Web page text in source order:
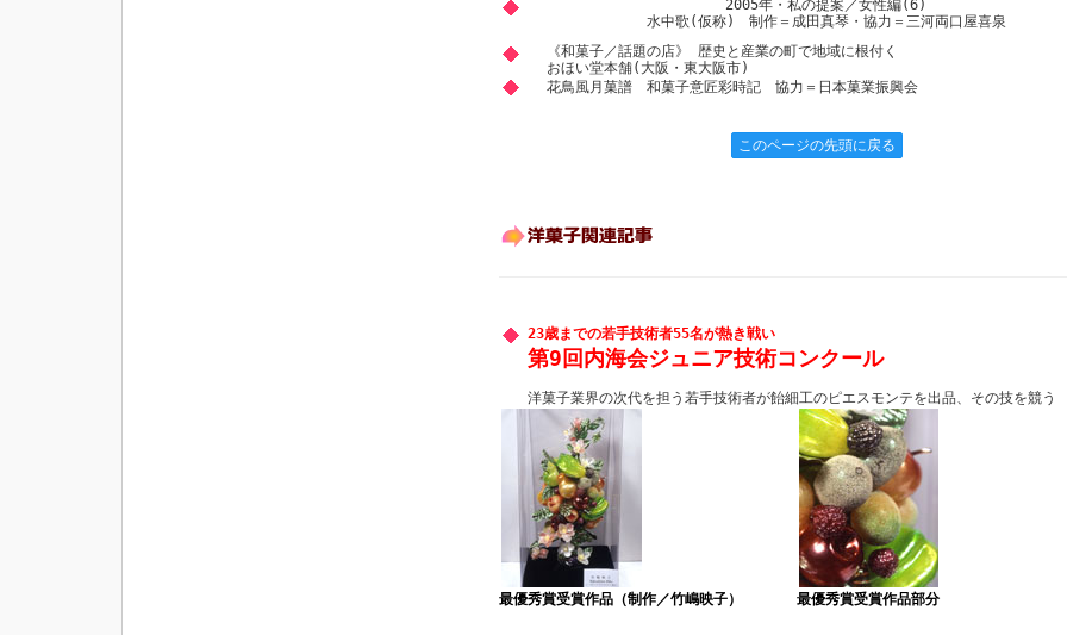
2005年・私の提案／女性編(6)
水中歌(仮称) 制作＝成田真琴・協力＝三河両口屋喜泉
《和菓子／話題の店》 歴史と産業の町で地域に根付く
おほい堂本舗(大阪・東大阪市)
花鳥風月菓譜 和菓子意匠彩時記 協力＝日本菓業振興会
このページの先頭に戻る
23歳までの若手技術者55名が熱き戦い
第9回内海会ジュニア技術コンクール
洋菓子業界の次代を担う若手技術者が飴細工のピエスモンテを出品、その技を競う
最優秀賞受賞作品（制作／竹嶋映子） 最優秀賞受賞作品部分